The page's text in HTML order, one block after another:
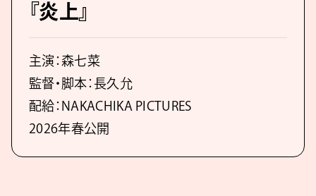
『炎上』
主演：森七菜
監督・脚本：長久允
配給：NAKACHIKA PICTURES
2026年春公開